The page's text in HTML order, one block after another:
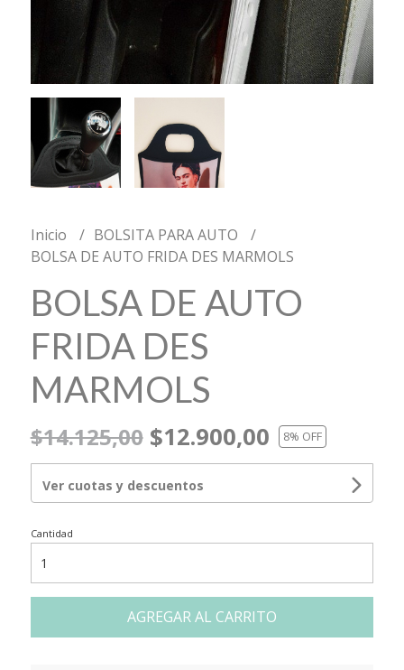
Inicio
BOLSITA PARA AUTO
BOLSA DE AUTO FRIDA DES MARMOLS
BOLSA DE AUTO
FRIDA DES
MARMOLS
$14.125,00$12.900,00 8% OFF
Ver cuotas y descuentos
Cantidad
AGREGAR AL CARRITO